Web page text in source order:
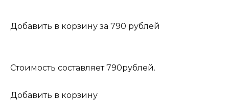
Добавить в корзину за 790 рублей
Стоимость составляет 790рублей.
Добавить в корзину